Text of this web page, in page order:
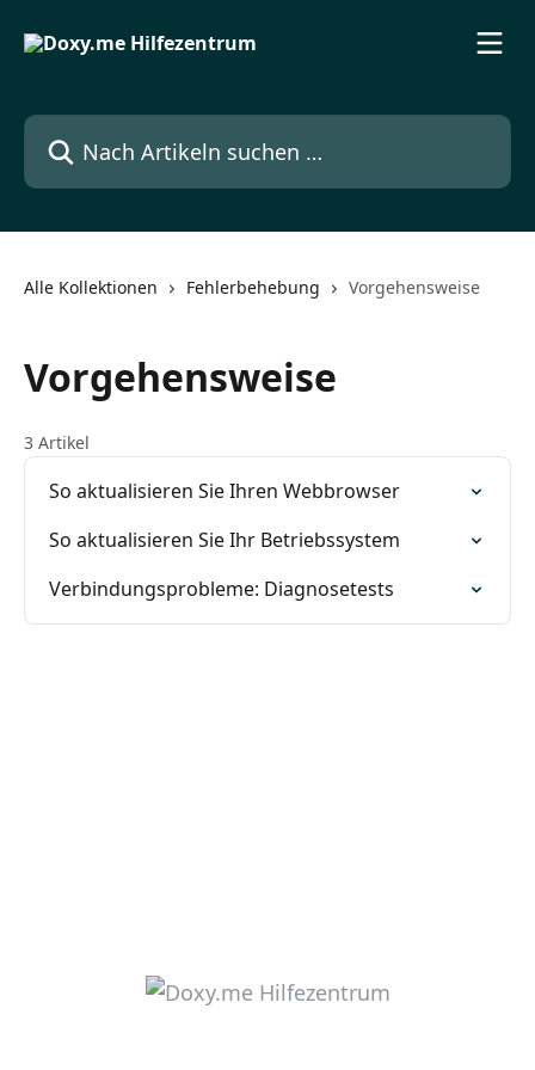
Nach Artikeln suchen …
Alle Kollektionen Fehlerbehebung Vorgehensweise
Vorgehensweise
3 Artikel
So aktualisieren Sie Ihren Webbrowser
So aktualisieren Sie Ihr Betriebssystem
Verbindungsprobleme: Diagnosetests